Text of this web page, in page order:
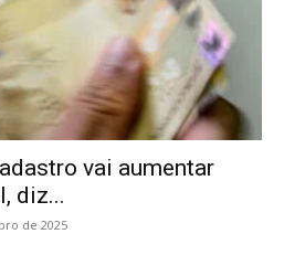
vai aumentar
diz...
de 2025